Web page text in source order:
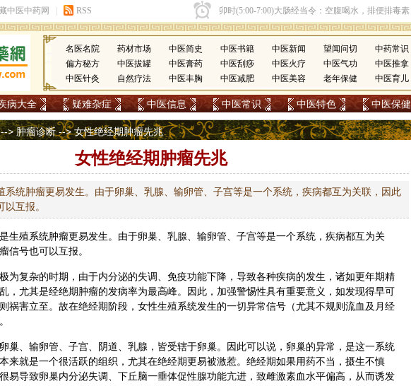
名医名院 药材市场 中医简史 中医书籍 中医新闻 望闻问切 中药常识
偏方秘方
中医拔罐 中医膏药 中医刮痧 中医火疗 中医气功 中医推拿
中医针灸
自然疗法 中医丰胸 中医减肥 中医美容 老年保健 中医育儿
病大全 疑难杂症 中医信息 中医常识 中医特色 中医保健
>肿瘤诊断--> 女性绝经期肿瘤先兆
女性绝经期肿瘤先兆
系统肿瘤更易发生。由于卵巢、乳腺、输卵管、子宫等是一个系统，疾病都互为关联，因此
互报。
生殖系统肿瘤更易发生。由于卵巢、乳腺、输卵管、子宫等是一个系统，疾病都互为关
信号也可以互报。
为复杂的时期，由于内分泌的失调、免疫功能下降，导致各种疾病的发生，诸如更年期精
，尤其是经绝期肿瘤的发病率为最高峰。因此，加强警惕性具有重要意义，如发现得早可
祸害立至。故在绝经期阶段，女性生殖系统发生的一切异常信号（尤其不规则流血及月经
巢、输卵管、子宫、阴道、乳腺，皆受辖于卵巢。因此可以说，卵巢的异常，是这一系统
来就是一个很活跃的组织，尤其在绝经期更易被激惹。绝经期如果用药不当，摄生不慎
易导致卵巢内分泌失调、下丘脑一垂体促性腺功能亢进，致雌激素血水平偏高，从而诱发